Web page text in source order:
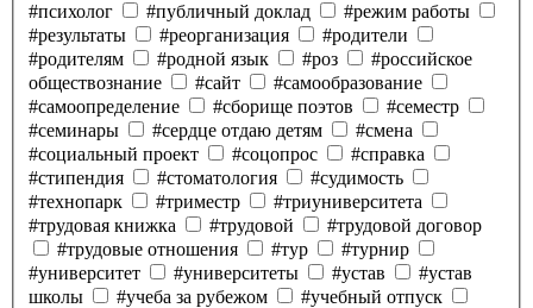
#психолог
#публичный доклад
#режим работы
#результаты
#реорганизация
#родители
#родителям
#родной язык #роз
#российское
обществознание
#сайт
#самообразование
#самоопределение
#сборище поэтов
#семестр
#семинары
#сердце отдаю детям
#смена
#социальный проект
#соцопрос
#справка
#стипендия
#стоматология
#судимость
#технопарк
#триместр
#триуниверситета
#трудовая книжка
#трудовой
#трудовой договор
#трудовые отношения
#тур
#турнир
#университет
#университеты #устав
#устав
школы
#учеба за рубежом
#учебный отпуск